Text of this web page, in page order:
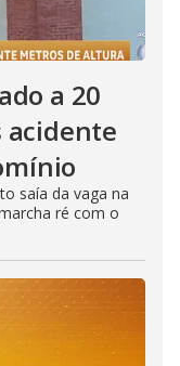
a 20
acidente
saía da vaga na
ré com o